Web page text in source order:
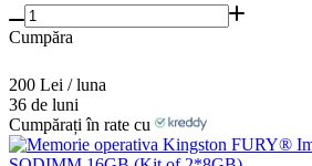
Cumpăra
200 Lei / luna
36 de luni
Cumpărați în rate cu